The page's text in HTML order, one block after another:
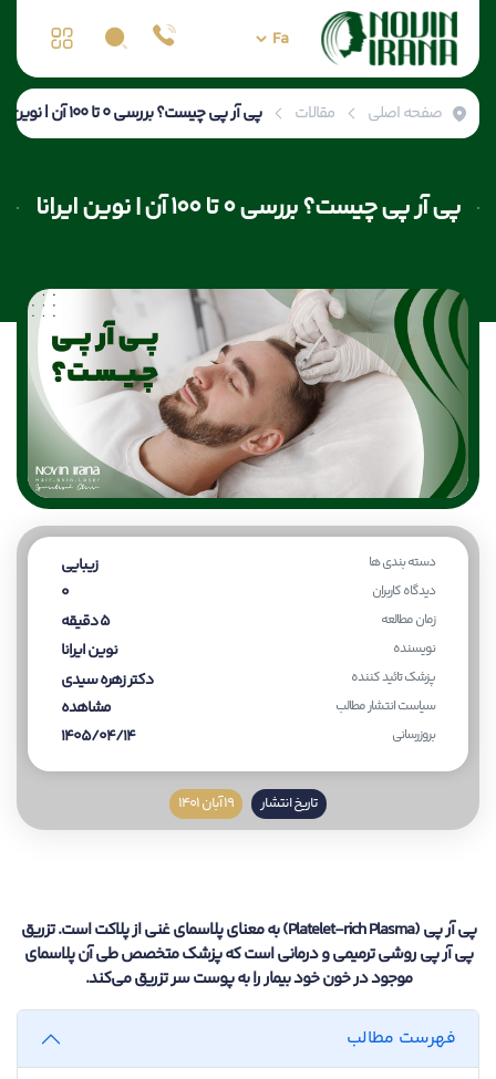
صفحه اصلی مقالات پی آر پی چیست؟ بررسی 0 تا 100 آن | نوین ایرانا
پی آر پی چیست؟ بررسی 0 تا 100 آن | نوین ایرانا
دسته بندی ها زیبایی
دیدگاه کاربران 0
زمان مطالعه 5 دقیقه
نویسنده نوین ایرانا
پزشک تائید کننده دکتر زهره سیدی
سیاست انتشار مطالب مشاهده
بروزرسانی 1405/04/14
تاریخ انتشار 19 آبان 1401
پی آر پی (Platelet-rich Plasma) به معنای پلاسمای غنی از پلاکت است. تزریق
پی آر پی روشی ترمیمی و درمانی است که پزشک متخصص طی آن پلاسمای
موجود در خون خود بیمار را به پوست سر تزریق می‌کند.
فهرست مطالب